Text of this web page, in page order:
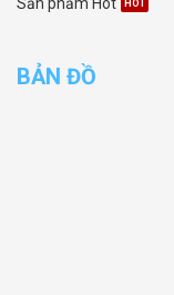
Sản phẩm Hot
BẢN ĐỒ